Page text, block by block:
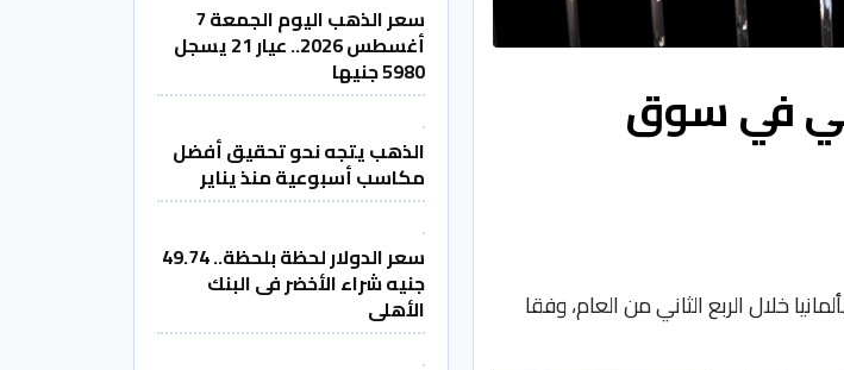
في سوق
خلال الربع الثاني من العام، وفقا
سعر الذهب اليوم الجمعة 7
أغسطس 2026.. عيار 21 يسجل
5980 جنيها
الذهب يتجه نحو تحقيق أفضل
مكاسب أسبوعية منذ يناير
سعر الدولار لحظة بلحظة.. 49.74
جنيه شراء الأخضر فى البنك
الأهلى